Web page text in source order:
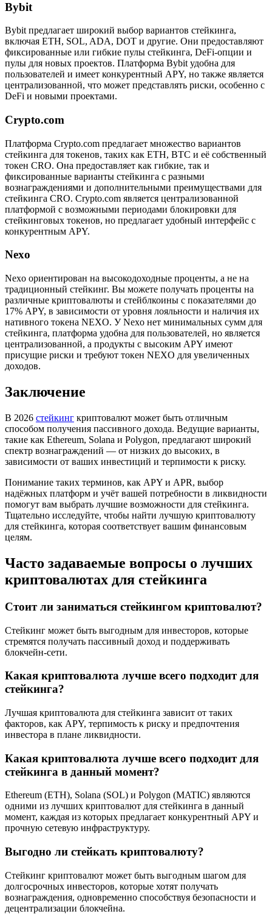
Bybit
Bybit предлагает широкий выбор вариантов стейкинга,
включая ETH, SOL, ADA, DOT и другие. Они предоставляют
фиксированные или гибкие пулы стейкинга, DeFi-опции и
пулы для новых проектов. Платформа Bybit удобна для
пользователей и имеет конкурентный APY, но также является
централизованной, что может представлять риски, особенно с
DeFi и новыми проектами.
Crypto.com
Платформа Crypto.com предлагает множество вариантов
стейкинга для токенов, таких как ETH, BTC и её собственный
токен CRO. Она предоставляет как гибкие, так и
фиксированные варианты стейкинга с разными
вознаграждениями и дополнительными преимуществами для
стейкинга CRO. Crypto.com является централизованной
платформой с возможными периодами блокировки для
стейкинговых токенов, но предлагает удобный интерфейс с
конкурентным APY.
Nexo
Nexo ориентирован на высокодоходные проценты, а не на
традиционный стейкинг. Вы можете получать проценты на
различные криптовалюты и стейблкоины с показателями до
17% APY, в зависимости от уровня лояльности и наличия их
нативного токена NEXO. У Nexo нет минимальных сумм для
стейкинга, платформа удобна для пользователей, но является
централизованной, а продукты с высоким APY имеют
присущие риски и требуют токен NEXO для увеличенных
доходов.
Заключение
В 2026 стейкинг криптовалют может быть отличным
способом получения пассивного дохода. Ведущие варианты,
такие как Ethereum, Solana и Polygon, предлагают широкий
спектр вознаграждений — от низких до высоких, в
зависимости от ваших инвестиций и терпимости к риску.
Понимание таких терминов, как APY и APR, выбор
надёжных платформ и учёт вашей потребности в ликвидности
помогут вам выбрать лучшие возможности для стейкинга.
Тщательно исследуйте, чтобы найти лучшую криптовалюту
для стейкинга, которая соответствует вашим финансовым
целям.
Часто задаваемые вопросы о лучших
криптовалютах для стейкинга
Стоит ли заниматься стейкингом криптовалют?
Стейкинг может быть выгодным для инвесторов, которые
стремятся получать пассивный доход и поддерживать
блокчейн-сети.
Какая криптовалюта лучше всего подходит для
стейкинга?
Лучшая криптовалюта для стейкинга зависит от таких
факторов, как APY, терпимость к риску и предпочтения
инвестора в плане ликвидности.
Какая криптовалюта лучше всего подходит для
стейкинга в данный момент?
Ethereum (ETH), Solana (SOL) и Polygon (MATIC) являются
одними из лучших криптовалют для стейкинга в данный
момент, каждая из которых предлагает конкурентный APY и
прочную сетевую инфраструктуру.
Выгодно ли стейкать криптовалюту?
Стейкинг криптовалют может быть выгодным шагом для
долгосрочных инвесторов, которые хотят получать
вознаграждения, одновременно способствуя безопасности и
децентрализации блокчейна.